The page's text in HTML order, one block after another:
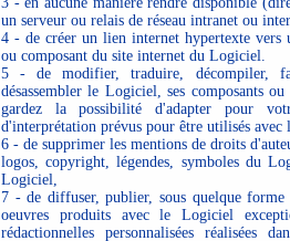
un serveur ou relais de réseau intranet ou
4 - de créer un lien internet hypertexte vers
ou composant du site internet du Logiciel.
5 - de modifier, traduire, décompiler,
désassembler le Logiciel, ses composants
gardez la possibilité d'adapter pour
d'interprétation prévus pour être utilisés avec
6 - de supprimer les mentions de droits
logos, copyright, légendes, symboles du
Logiciel,
7 - de diffuser, publier, sous quelque
oeuvres produits avec le Logiciel
rédactionnelles personnalisées réalisées